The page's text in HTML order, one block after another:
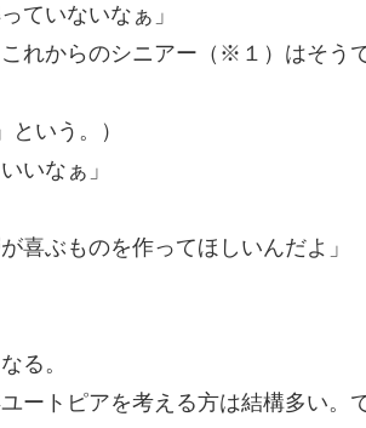
ていないなぁ」
れからのシニアー（※１）はそう
いう。）
いなぁ」
喜ぶものを作ってほしいんだよ」
る。
ートピアを考える方は結構多い。